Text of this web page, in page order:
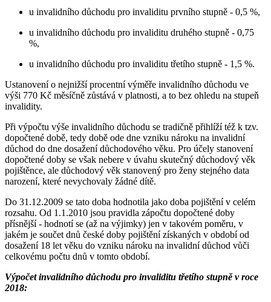
u invalidního důchodu pro invaliditu prvního stupně - 0,5 %,
u invalidního důchodu pro invaliditu druhého stupně - 0,75
%,
u invalidního důchodu pro invaliditu třetího stupně - 1,5 %.
Ustanovení o nejnižší procentní výměře invalidního důchodu ve
výši 770 Kč měsíčně zůstává v platnosti, a to bez ohledu na stupeň
invalidity.
Při výpočtu výše invalidního důchodu se tradičně přihlíží též k tzv.
dopočtené době, tedy době ode dne vzniku nároku na invalidní
důchod do dne dosažení důchodového věku. Pro účely stanovení
dopočtené doby se však nebere v úvahu skutečný důchodový věk
pojištěnce, ale důchodový věk stanovený pro ženy stejného data
narození, které nevychovaly žádné dítě.
Do 31.12.2009 se tato doba hodnotila jako doba pojištění v celém
rozsahu. Od 1.1.2010 jsou pravidla zápočtu dopočtené doby
přísnější - hodnotí se (až na výjimky) jen v takovém poměru, v
jakém je součet dnů české doby pojištění získaných v období od
dosažení 18 let věku do vzniku nároku na invalidní důchod vůči
celkovému počtu dnů v tomto období.
Výpočet invalidního důchodu pro invaliditu třetího stupně v roce
2018: